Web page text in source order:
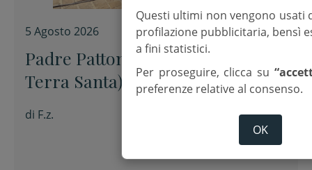
5 Agosto 2026
Padre Patton (già custode di
Terra Santa) ai Lunedì culturali:
“La pace è un prodotto
artigianale. Si costruisce pezzo
di F.z.
Questi ultimi non vengono usati
profilazione pubblicitaria, bensì
a fini statistici.
Per proseguire, clicca su
preferenze relative al consenso.
OK